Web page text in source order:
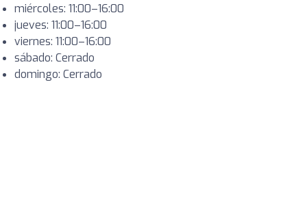
miércoles: 11:00–16:00
jueves: 11:00–16:00
viernes: 11:00–16:00
sábado: Cerrado
domingo: Cerrado